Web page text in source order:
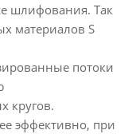
шлифования. Так
материалов S
потоки
кругов.
эффективно, при